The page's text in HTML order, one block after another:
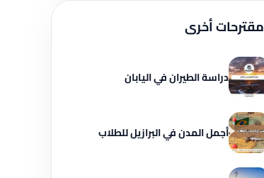
مقترحات أخرى
دراسة الطيران في اليابان
أجمل المدن في البرازيل للطلاب